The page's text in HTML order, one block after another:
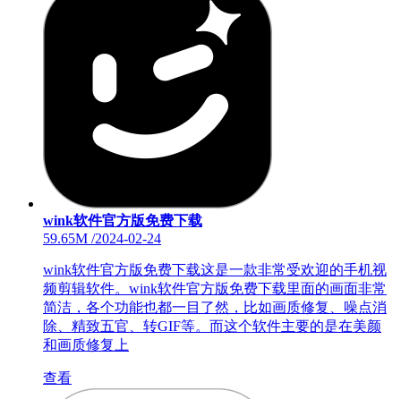
wink软件官方版免费下载
59.65M /2024-02-24
wink软件官方版免费下载这是一款非常受欢迎的手机视
频剪辑软件。wink软件官方版免费下载里面的画面非常
简洁，各个功能也都一目了然，比如画质修复、噪点消
除、精致五官、转GIF等。而这个软件主要的是在美颜
和画质修复上
查看